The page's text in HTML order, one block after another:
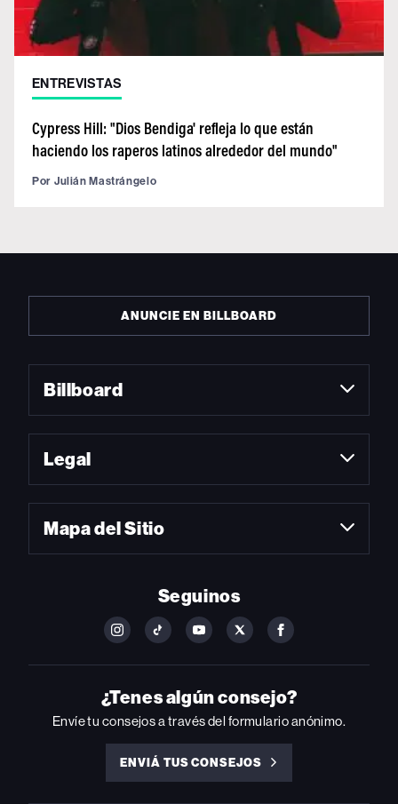
ENTREVISTAS
Cypress Hill: "Dios Bendiga' refleja lo que están
haciendo los raperos latinos alrededor del mundo"
Por Julián Mastrángelo
ANUNCIE EN BILLBOARD
Billboard
Legal
Mapa del Sitio
Seguinos
FOLLOW
ON
INSTAGRAM
FOLLOW
ON
YOUTUBE
FOLLOW
ON
YOUTUBE
FOLLOW
ON
FOLLOW
ON
FACEBOOK
¿Tenes algún consejo?
Envíe tu consejos a través del formulario anónimo.
ENVIÁ TUS CONSEJOS
ENVIÁ